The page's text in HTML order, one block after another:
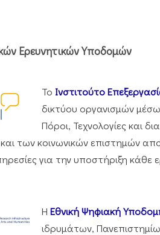
Ερευνητικών Υποδομών
Το Ινστιτούτο
δικτύου οργανισμών
Πόροι, Τεχνολογίες και
των κοινωνικών επιστημών
για την υποστήριξη κάθε
Η Εθνική Ψηφιακή
ιδρυμάτων,